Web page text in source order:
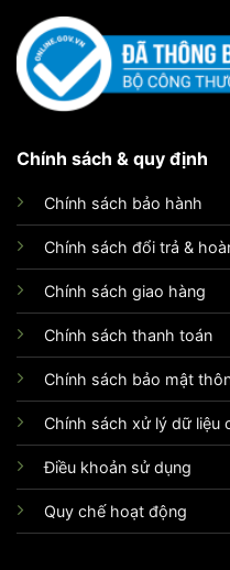
Chính sách & quy định
Chính sách bảo hành
Chính sách đổi trả &
Chính sách giao hàng
Chính sách thanh toán
Chính sách bảo mật
Chính sách xử lý dữ liệu
Điều khoản sử dụng
Quy chế hoạt động